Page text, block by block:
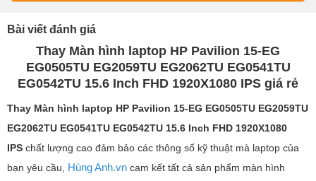
Bài viết đánh giá
Thay Màn hình laptop HP Pavilion 15-EG
EG0505TU EG2059TU EG2062TU EG0541TU
EG0542TU 15.6 Inch FHD 1920X1080 IPS giá rẻ
Thay Màn hình laptop HP Pavilion 15-EG EG0505TU EG2059TU
EG2062TU EG0541TU EG0542TU 15.6 Inch FHD 1920X1080
IPS chất lượng cao đảm bảo các thông số kỹ thuật mà laptop của
bạn yêu cầu, Hùng Anh.vn cam kết tất cả sản phẩm màn hình